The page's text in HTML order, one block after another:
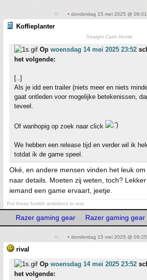
• donderdag 15 mei 2025 @ 06:01
Koffieplanter
Straight Cash Homie
Op woensdag 14 mei 2025 23:52
het volgende:
[..]
Als je idd een trailer (niets meer en niets
gaat ontleden voor mogelijke betekenissen,
teveel.
Of wanhopig op zoek naar click
We hebben een release tijd en verder wil ik
totdat ik de game speel.
Oké, en andere mensen vinden het leuk
naar details. Moeten zij weten, toch?
iemand een game ervaart, jeetje.
Put these foolish ambitions to rest.
Razer gaming gear Razer gaming gear
• donderdag 15 mei 2025 @ 09:25
rival
Op woensdag 14 mei 2025 23:52
het volgende: